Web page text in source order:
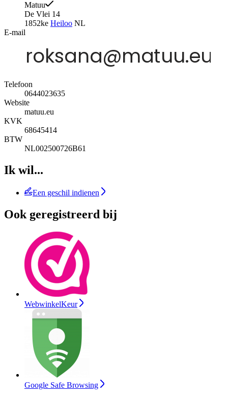
Matuu
De Vlei 14
1852ke Heiloo NL
E-mail
Telefoon
0644023635
Website
matuu.eu
KVK
68645414
BTW
NL002500726B61
Ik wil...
Een geschil indienen
Ook geregistreerd bij
WebwinkelKeur
Google Safe Browsing